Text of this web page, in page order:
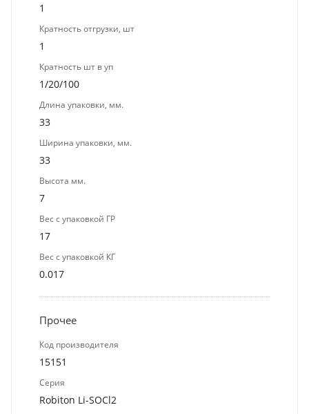
1
Кратность отгрузки, шт
1
Кратность шт в уп
1/20/100
Длина упаковки, мм.
33
Ширина упаковки, мм.
33
Высота мм.
7
Вес с упаковкой ГР
17
Вес с упаковкой КГ
0.017
Прочее
Код производителя
15151
Серия
Robiton Li-SOCl2